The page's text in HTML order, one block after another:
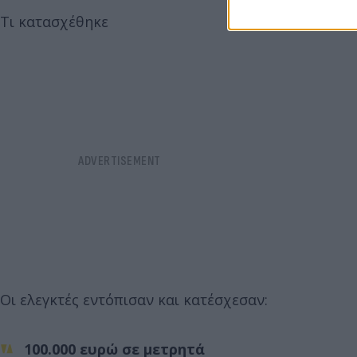
Τι κατασχέθηκε
Οι ελεγκτές εντόπισαν και κατέσχεσαν:
100.000 ευρώ σε μετρητά